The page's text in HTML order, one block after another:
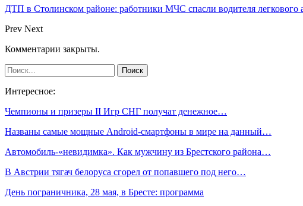
ДТП в Столинском районе: работники МЧС спасли водителя легкового
Prev Next
Комментарии закрыты.
Интересное:
Чемпионы и призеры II Игр СНГ получат денежное…
Названы самые мощные Android-смартфоны в мире на данный…
Автомобиль-«невидимка». Как мужчину из Брестского района…
В Австрии тягач белоруса сгорел от попавшего под него…
День пограничника, 28 мая, в Бресте: программа